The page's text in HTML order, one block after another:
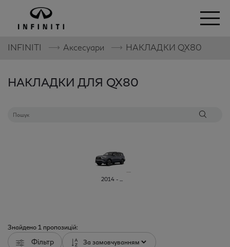
INFINITI ⟶ Аксесуари ⟶ НАКЛАДКИ QX80
НАКЛАДКИ ДЛЯ QX80
2014 - ...
Знайдено 1 пропозицій:
Фільтр